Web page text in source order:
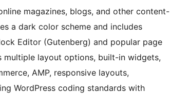
magazines, blogs, and other content-
a dark color scheme and includes
Editor (Gutenberg) and popular page
multiple layout options, built-in widgets,
AMP, responsive layouts,
WordPress coding standards with